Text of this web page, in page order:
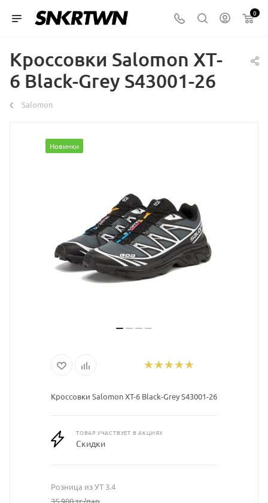
0
Кроссовки Salomon XT-
6 Black-Grey S43001-26
Salomon
Новинки
Кроссовки Salomon XT-6 Black-Grey S43001-26
ТОВАР УЧАСТВУЕТ В АКЦИЯХ
Скидки
Розница из УТ 3.4
35 900тг./пар